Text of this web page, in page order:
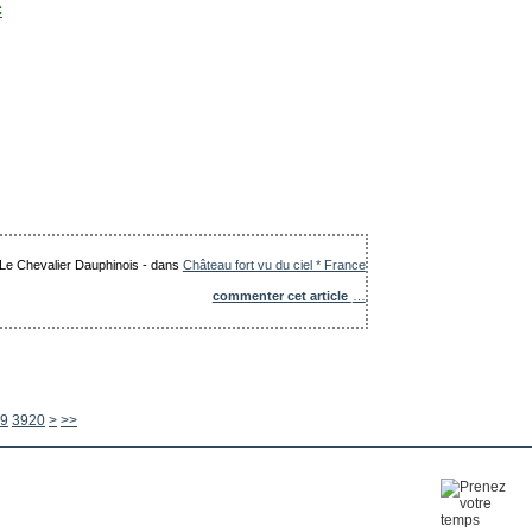
Chevalier Dauphinois -dans Château fort vu du ciel * France
commenter cet article
3920 3930
3940
3950
3960
3970
3980
3990
4000
4100
4200
4300
4400
4500
4600
4700
4800
4900
5000
5100
5200
5300
5400
5500
5600
> >>